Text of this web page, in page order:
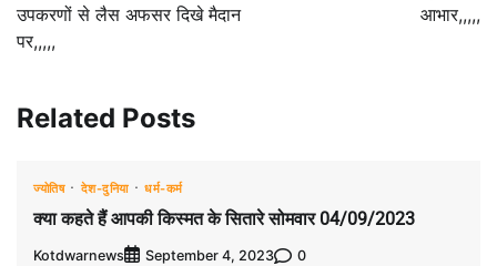
उपकरणों से लैस अफसर दिखे मैदान
पर,,,,,
आभार,,,,,
Related Posts
ज्योतिष देश-दुनिया धर्म-कर्म
क्या कहते हैं आपकी किस्मत के सितारे सोमवार 04/09/2023
Kotdwarnews September 4, 2023 0